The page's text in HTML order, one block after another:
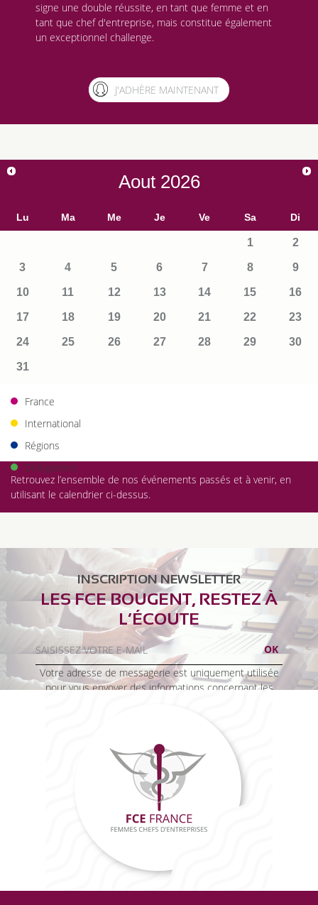
signe une double réussite, en tant que femme et en
tant que chef d'entreprise, mais constitue également
un exceptionnel challenge.
J'ADHÈRE MAINTENANT
Aout 2026
Lu Ma Me Je Ve Sa Di
1 2
3 4 5 6 7 8 9
10 11 12 13 14 15 16
17 18 19 20 21 22 23
24 25 26 27 28 29 30
31
France
International
Régions
Délégations
Retrouvez l’ensemble de nos événements passés et à venir, en
utilisant le calendrier ci-dessus.
INSCRIPTION NEWSLETTER
LES FCE BOUGENT, RESTEZ À
L’ÉCOUTE
Votre adresse de messagerie est uniquement utilisée
pour vous envoyer des informations concernant les